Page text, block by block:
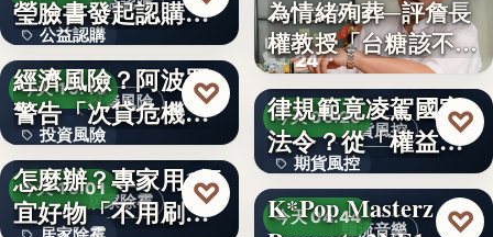
公益認購
文字
瑩臉書發起認購水
梨行…
投資風險
今天 19:10
投資風險
文字
AI投資恐成下一個
經濟風險？阿波羅
警告「次貸危機
式」逆轉…
♡
居家除霉
今天 19:01
牆壁反覆潮濕發霉
怎麼辦？專家用1便
宜好物「不用刷清
♡
食安法治
24
為情緒殉葬─評詹長
權教授「台糖該不該
通…
期貨風控
今天 06:20
期貨風控
文字
觀點投書：公會自
律規範竟凌駕國家
法令？從「權益
數」定義看…
♡
韓流音樂
今天 04:44
K*Pop Masterz ♡